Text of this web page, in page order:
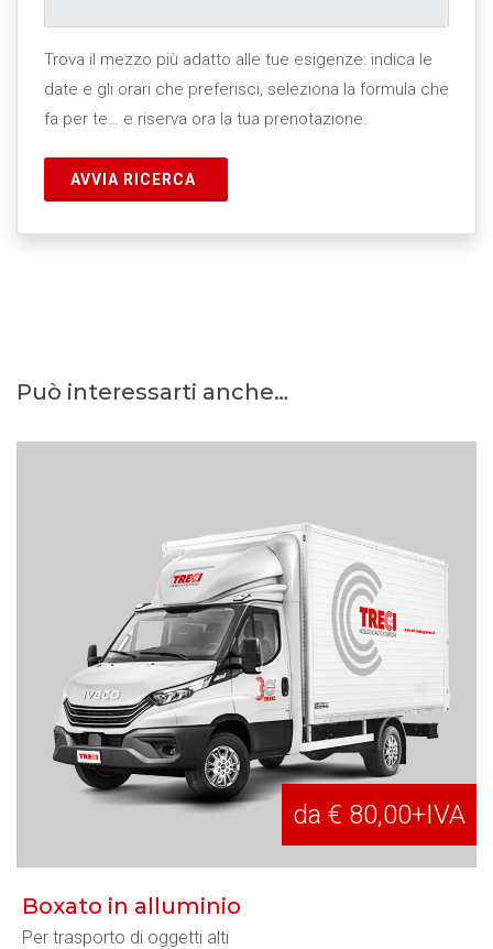
Trova il mezzo più adatto alle tue esigenze: indica le
date e gli orari che preferisci, seleziona la formula che
fa per te… e riserva ora la tua prenotazione.
AVVIA RICERCA
Può interessarti anche…
da € 80,00+IVA
Boxato in alluminio
Per trasporto di oggetti alti